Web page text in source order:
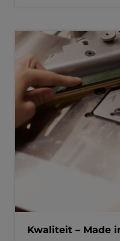
Kwaliteit – Made